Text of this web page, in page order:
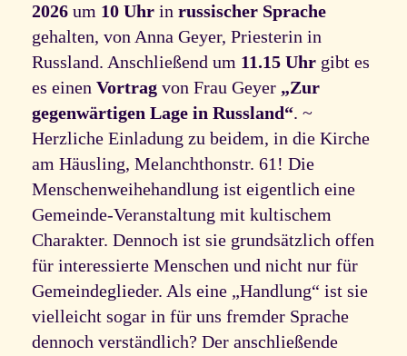
2026um 10 Uhrin russischer Sprache
gehalten, von Anna Geyer, Priesterin in
Russland. Anschließend um 11.15 Uhrgibt es
es einen Vortragvon Frau Geyer „Zur
gegenwärtigen Lage in Russland“. ~
Herzliche Einladung zu beidem, in die Kirche
am Häusling, Melanchthonstr. 61! Die
Menschenweihehandlung ist eigentlich eine
Gemeinde-Veranstaltung mit kultischem
Charakter. Dennoch ist sie grundsätzlich offen
für interessierte Menschen und nicht nur für
Gemeindeglieder. Als eine „Handlung“ ist sie
vielleicht sogar in für uns fremder Sprache
dennoch verständlich? Der anschließende